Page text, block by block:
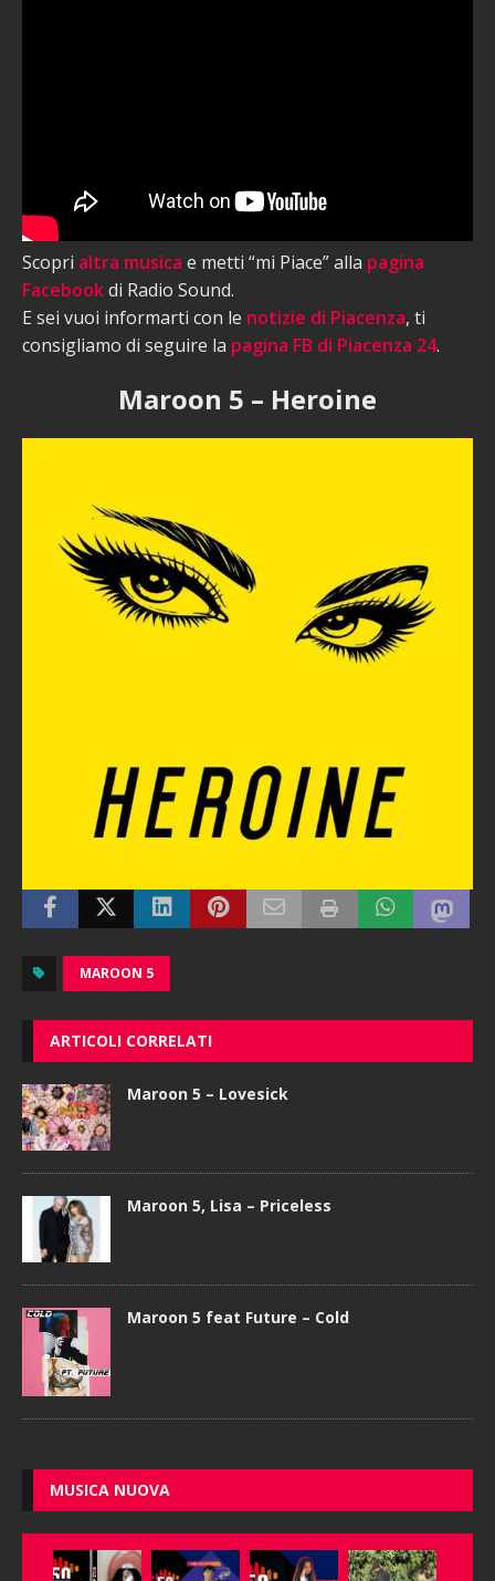
Scopri altra musica e metti “mi Piace” alla pagina
Facebookdi Radio Sound.
E sei vuoi informarti con le notizie di Piacenza, ti
consigliamo di seguire la pagina FB di Piacenza 24.
Maroon 5 – Heroine
MAROON 5
ARTICOLI CORRELATI
Maroon 5 – Lovesick
Maroon 5, Lisa – Priceless
Maroon 5 feat Future – Cold
MUSICA NUOVA